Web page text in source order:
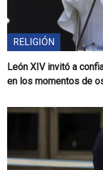
RELIGIÓN
León XIV invitó a
en los momentos de